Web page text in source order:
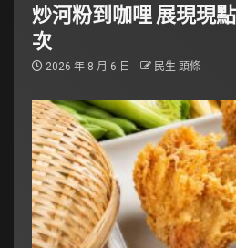
炒河粉到咖哩 展現現
次
2026 年 8 月 6 日 民生 頭條